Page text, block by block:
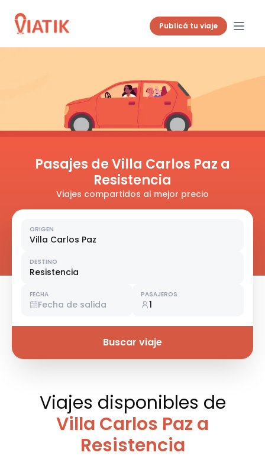
Publicá tu viaje
Pasajes de Villa Carlos Paz a
Resistencia
Viajes compartidos al mejor precio
ORIGEN
Villa Carlos Paz
DESTINO
Resistencia
FECHA
Fecha de salida
PASAJEROS
1
Buscar viaje
Viajes disponibles de
Villa Carlos Paz a
Resistencia